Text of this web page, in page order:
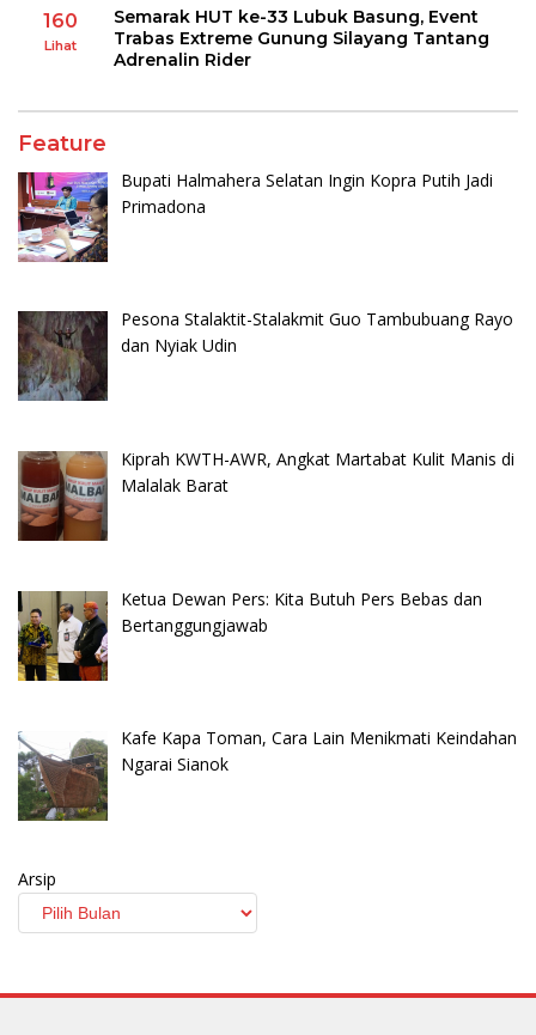
160
Lihat
Semarak HUT ke-33 Lubuk Basung, Event
Trabas Extreme Gunung Silayang Tantang
Adrenalin Rider
Feature
Bupati Halmahera Selatan Ingin Kopra Putih Jadi
Primadona
Pesona Stalaktit-Stalakmit Guo Tambubuang Rayo
dan Nyiak Udin
Kiprah KWTH-AWR, Angkat Martabat Kulit Manis di
Malalak Barat
Ketua Dewan Pers: Kita Butuh Pers Bebas dan
Bertanggungjawab
Kafe Kapa Toman, Cara Lain Menikmati Keindahan
Ngarai Sianok
Arsip